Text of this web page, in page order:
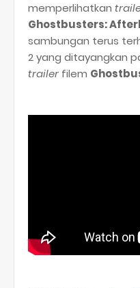
memperlihatkan
Ghostbusters:
sambungan terus
2 yang ditayangkan
trailer filem